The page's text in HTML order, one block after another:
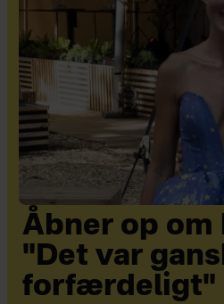
Åbner op om
"Det var
forfærdeligt"